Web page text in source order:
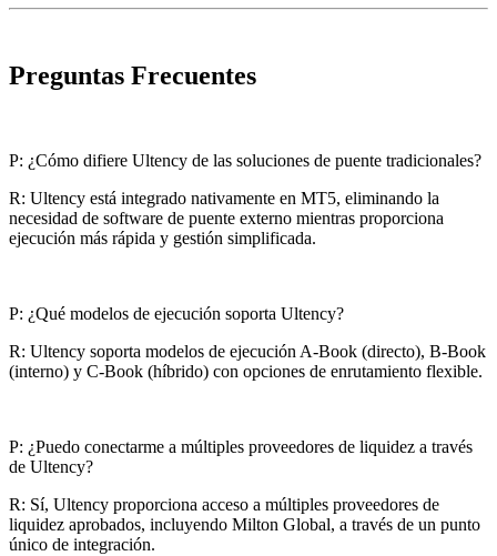
Preguntas Frecuentes
P: ¿Cómo difiere Ultency de las soluciones de puente tradicionales?
R: Ultency está integrado nativamente en MT5, eliminando la
necesidad de software de puente externo mientras proporciona
ejecución más rápida y gestión simplificada.
P: ¿Qué modelos de ejecución soporta Ultency?
R: Ultency soporta modelos de ejecución A-Book (directo), B-Book
(interno) y C-Book (híbrido) con opciones de enrutamiento flexible.
P: ¿Puedo conectarme a múltiples proveedores de liquidez a través
de Ultency?
R: Sí, Ultency proporciona acceso a múltiples proveedores de
liquidez aprobados, incluyendo Milton Global, a través de un punto
único de integración.